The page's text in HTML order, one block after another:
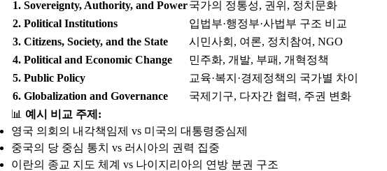
1. Sovereignty, Authority, and Power국가의 정통성, 권위, 정치문화
2. Political Institutions
입법부·행정부·사법부 구조 비교
3. Citizens, Society, and the State
시민사회, 여론, 정치참여, NGO
4. Political and Economic Change
민주화, 개발, 부패, 개혁정책
5. Public Policy
교육·복지·경제정책의 국가별 차이
6. Globalization and Governance
국제기구, 다자간 협력, 주권 변화
📊 예시 비교 주제:
영국 의회의 내각책임제 vs 미국의 대통령중심제
중국의 당 중심 통치 vs 러시아의 권력 집중
이란의 종교 지도 체계 vs 나이지리아의 연방 분권 구조